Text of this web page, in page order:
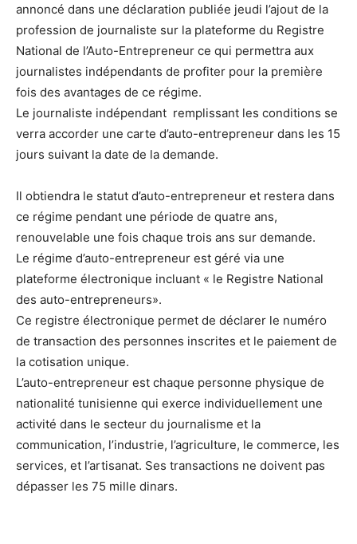
annoncé dans une déclaration publiée jeudi l’ajout de la
profession de journaliste sur la plateforme du Registre
National de l’Auto-Entrepreneur ce qui permettra aux
journalistes indépendants de profiter pour la première
fois des avantages de ce régime.
Le journaliste indépendant remplissant les conditions se
verra accorder une carte d’auto-entrepreneur dans les 15
jours suivant la date de la demande.
Il obtiendra le statut d’auto-entrepreneur et restera dans
ce régime pendant une période de quatre ans,
renouvelable une fois chaque trois ans sur demande.
Le régime d’auto-entrepreneur est géré via une
plateforme électronique incluant « le Registre National
des auto-entrepreneurs».
Ce registre électronique permet de déclarer le numéro
de transaction des personnes inscrites et le paiement de
la cotisation unique.
L’auto-entrepreneur est chaque personne physique de
nationalité tunisienne qui exerce individuellement une
activité dans le secteur du journalisme et la
communication, l’industrie, l’agriculture, le commerce, les
services, et l’artisanat. Ses transactions ne doivent pas
dépasser les 75 mille dinars.